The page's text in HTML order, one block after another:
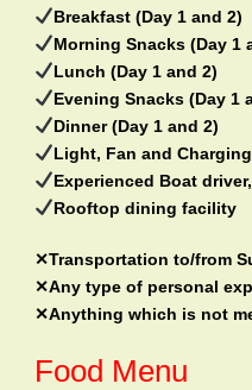
Breakfast (Day 1 and 2)
Morning Snacks (Day 1
Lunch (Day 1 and 2)
Evening Snacks (Day 1
Dinner (Day 1 and 2)
Light, Fan and
Experienced Boat
Rooftop dining facility
✕Transportation to/from
✕Any type of personal
✕Anything which is not
Food Menu